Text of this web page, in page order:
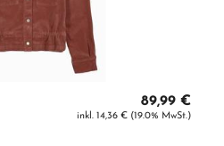
89,99 €
inkl. 14,36 € (19.0% MwSt.)